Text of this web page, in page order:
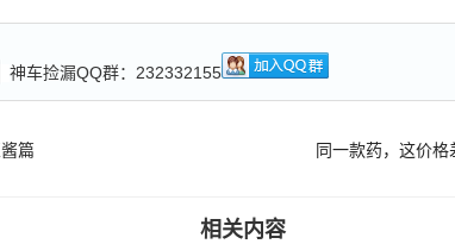
神车捡漏QQ群：232332155
篇 同一款药，这价
相关内容